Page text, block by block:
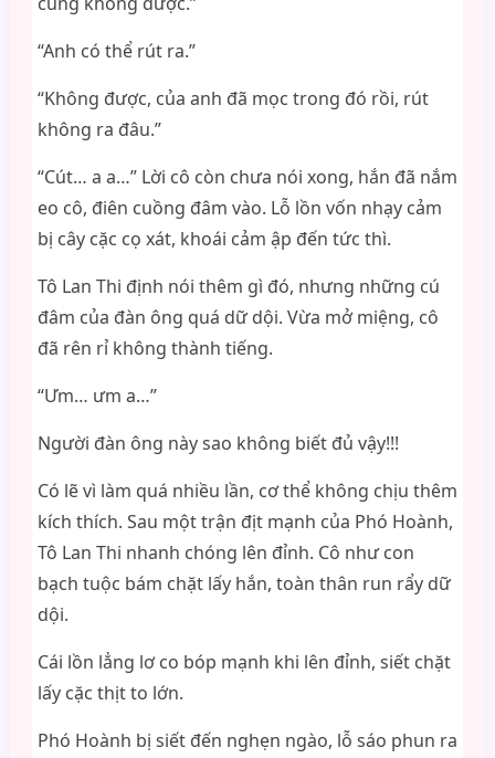
“Anh có thể rút ra.”
“Không được, của anh đã mọc trong đó rồi, rút
không ra đâu.”
“Cút… a a…” Lời cô còn chưa nói xong, hắn đã nắm
eo cô, điên cuồng đâm vào. Lỗ lồn vốn nhạy cảm
bị cây cặc cọ xát, khoái cảm ập đến tức thì.
Tô Lan Thi định nói thêm gì đó, nhưng những cú
đâm của đàn ông quá dữ dội. Vừa mở miệng, cô
đã rên rỉ không thành tiếng.
“Ưm… ưm a…”
Người đàn ông này sao không biết đủ vậy!!!
Có lẽ vì làm quá nhiều lần, cơ thể không chịu thêm
kích thích. Sau một trận địt mạnh của Phó Hoành,
Tô Lan Thi nhanh chóng lên đỉnh. Cô như con
bạch tuộc bám chặt lấy hắn, toàn thân run rẩy dữ
dội.
Cái lồn lẳng lơ co bóp mạnh khi lên đỉnh, siết chặt
lấy cặc thịt to lớn.
Phó Hoành bị siết đến nghẹn ngào, lỗ sáo phun ra